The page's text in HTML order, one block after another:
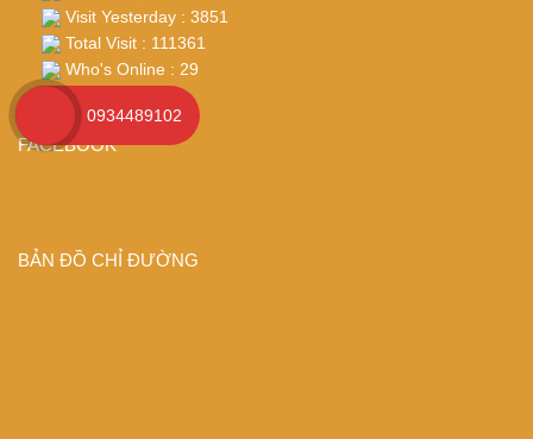
Visit Yesterday : 3851
Total Visit : 111361
Who's Online : 29
FACEBOOK
BẢN ĐỒ CHỈ ĐƯỜNG
0934489102